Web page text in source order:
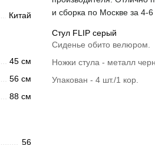
Китай
45 см
56 см
88 см
56
и сборка по Москве за 4-
Стул FLIP серый
Сиденье обито велюром.
Ножки стула - металл
Упакован - 4 шт./1 кор.